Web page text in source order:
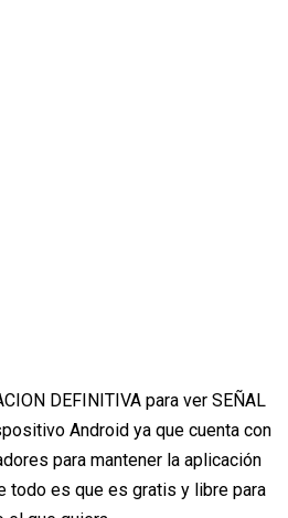
DEFINITIVA para ver SEÑAL
Android ya que cuenta con
para mantener la aplicación
todo es que es gratis y libre para